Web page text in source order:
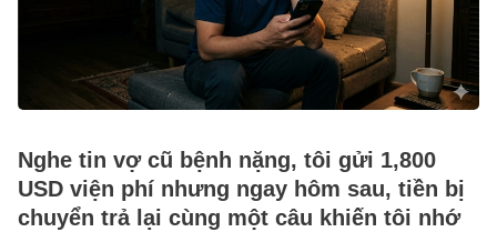
Nghe tin vợ cũ bệnh nặng, tôi gửi 1,800
USD viện phí nhưng ngay hôm sau, tiền bị
chuyển trả lại cùng một câu khiến tôi nhớ